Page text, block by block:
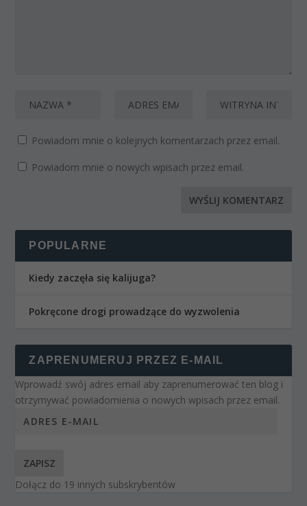
Powiadom mnie o kolejnych komentarzach przez email.
Powiadom mnie o nowych wpisach przez email.
POPULARNE
Kiedy zaczęła się kalijuga?
Pokręcone drogi prowadzące do wyzwolenia
ZAPRENUMERUJ PRZEZ E-MAIL
Wprowadź swój adres email aby zaprenumerować ten blog i
otrzymywać powiadomienia o nowych wpisach przez email.
ZAPISZ
Dołącz do 19 innych subskrybentów